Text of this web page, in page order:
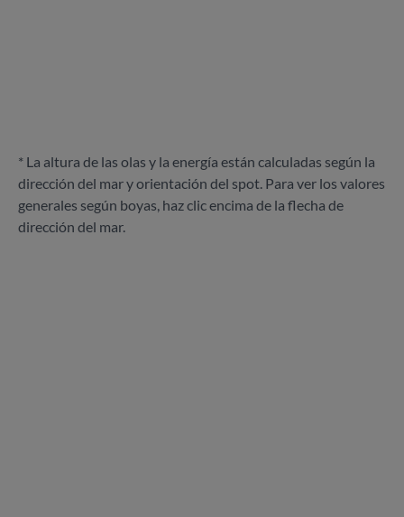
* La altura de las olas y la energía están calculadas según la
dirección del mar y orientación del spot. Para ver los valores
generales según boyas, haz clic encima de la flecha de
dirección del mar.